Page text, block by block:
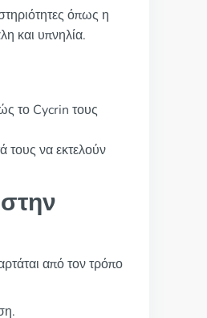
όπως η
και υπνηλία.
το Cycrin τους
τους να εκτελούν
από τον τρόπο